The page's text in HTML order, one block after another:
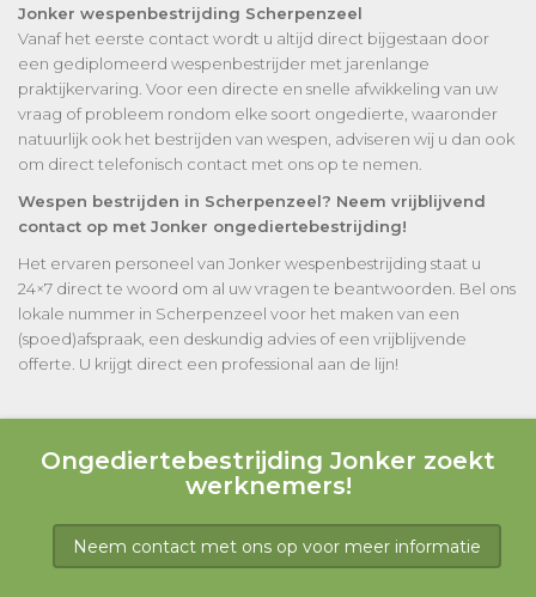
Jonker wespenbestrijding Scherpenzeel
Vanaf het eerste contact wordt u altijd direct bijgestaan door
een gediplomeerd wespenbestrijder met jarenlange
praktijkervaring. Voor een directe en snelle afwikkeling van uw
vraag of probleem rondom elke soort ongedierte, waaronder
natuurlijk ook het bestrijden van wespen, adviseren wij u dan ook
om direct telefonisch contact met ons op te nemen.
Wespen bestrijden in Scherpenzeel? Neem vrijblijvend
contact op met Jonker ongediertebestrijding!
Het ervaren personeel van Jonker wespenbestrijding staat u
24×7 direct te woord om al uw vragen te beantwoorden. Bel ons
lokale nummer in Scherpenzeel voor het maken van een
(spoed)afspraak, een deskundig advies of een vrijblijvende
offerte. U krijgt direct een professional aan de lijn!
Ongediertebestrijding Jonker zoekt
werknemers!
Neem contact met ons op voor meer informatie